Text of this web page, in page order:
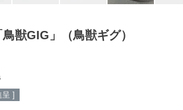
獣GIG」（鳥獣ギグ）
呈 ]